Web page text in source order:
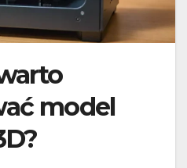
model